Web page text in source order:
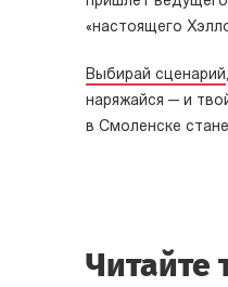
«настоящего
Выбирай сценарий
наряжайся — и
в Смоленске
Читайте